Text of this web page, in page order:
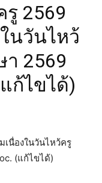
2569
นวันไหว้
2569
ก้ไขได้)
นื่องในวันไหว้ครู
(แก้ไขได้)